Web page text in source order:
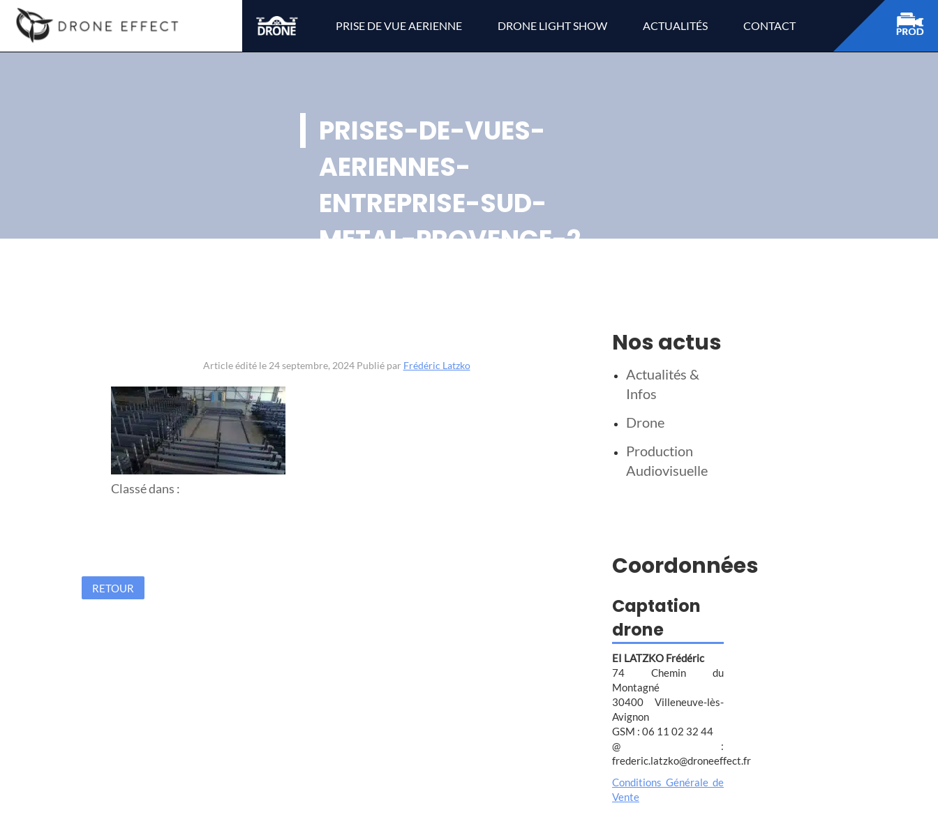
PRISE DE VUE AERIENNE DRONE LIGHT SHOW ACTUALITÉS CONTACT
PRISES-DE-VUES-
AERIENNES-
ENTREPRISE-SUD-
METAL-PROVENCE-2
Article édité le 24 septembre, 2024 Publié par Frédéric Latzko
Classé dans :
RETOUR
Nos actus
Actualités &
Infos
Drone
Production
Audiovisuelle
Coordonnées
Captation
drone
EI LATZKO Frédéric
74 Chemin du
Montagné
30400 Villeneuve-lès-
Avignon
GSM : 06 11 02 32 44
@ :
frederic.latzko@droneeffect.fr
Conditions Générale de
Vente